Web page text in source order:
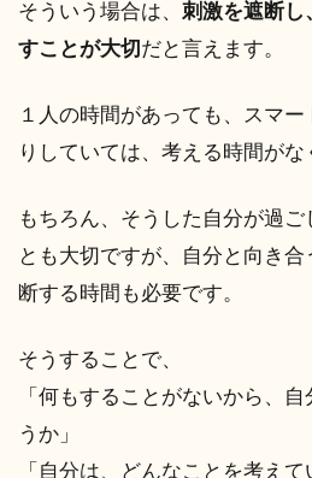
そういう場合は、 刺激を遮断し
すことが大切 だと言えます。
１人の時間があっても、スマ
りしていては、考える時間がな
もちろん、そうした自分が過ご
とも大切ですが、自分と向き
断する時間も必要です。
そうすることで、
「何もすることがないから、
うか」
「自分は、どんなことを考えて